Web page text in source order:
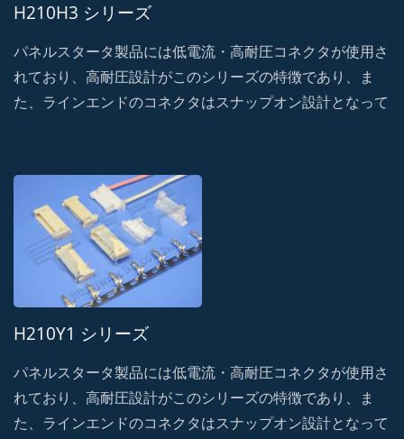
H210H3 シリーズ
パネルスタータ製品には低電流・高耐圧コネクタが使用さ
れており、高耐圧設計がこのシリーズの特徴であり、ま
た、ラインエンドのコネクタはスナップオン設計となって
ール機構を採用。
H210Y1 シリーズ
パネルスタータ製品には低電流・高耐圧コネクタが使用さ
れており、高耐圧設計がこのシリーズの特徴であり、ま
た、ラインエンドのコネクタはスナップオン設計となって